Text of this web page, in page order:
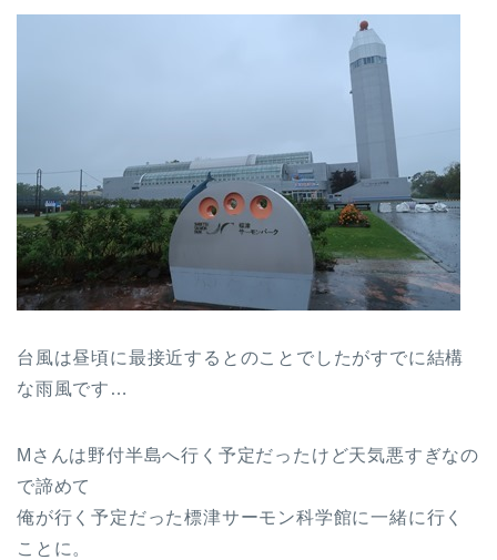
台風は昼頃に最接近するとのことでしたがすでに結構
な雨風です…
Mさんは野付半島へ行く予定だったけど天気悪すぎなの
で諦めて
俺が行く予定だった標津サーモン科学館に一緒に行く
ことに。